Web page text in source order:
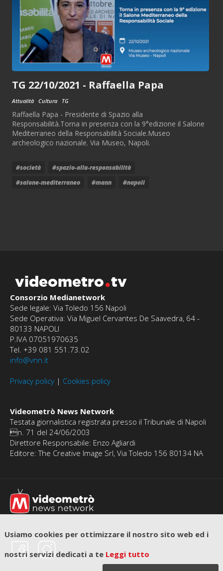
Usiamo cookies per ottimizzare il nostro sito web ed i
nostri servizi dedicati a te Leggi tutto
TG 22/10/2021 - Raffaella Papa
Attualità Cultura TG
Raffaella Papa - Presidente di Spazio alla
Responsabilità.Torna in presenza con la 9°edizione il Salone
Mediterraneo della Responsabilità Sociale.Museo
archeologico nazionale. Via Museo, Napoli.
#società
#spazio-alla-responsabilità
#salone-mediterraneo
#mann #napoli
videometro tv
Consorzio Medianetwork
Sede legale: Via Toledo 156 Napoli
Sede Operativa: Via Miguel Cervantes De Saavedra, 64 -
80133 NAPOLI
P.IVA 07051970635
Tel. +39 081 551.73.02
info@vnn.it
Privacy policy | Cookies policy
Videometrò News Network
Testata giornalistica registrata presso il Tribunale di Napoli
n. 71 del 24/06/2003
Direttore Responsabile: Enzo Agliardi
Editore: The Creative Image Srl, Via Toledo 156 80134 NA